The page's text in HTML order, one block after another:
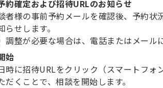
約確定および招待URLのお知らせ
者様の事前予約メールを確認後、予約
らせします。
）調整が必要な場合は、電話またはメール
始
時に招待URLをクリック（スマートフ
だくことで、相談を開始します。